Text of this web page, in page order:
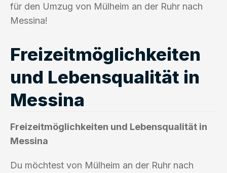
für den Umzug von Mülheim an der Ruhr nach
Messina!
Freizeitmöglichkeiten
und Lebensqualität in
Messina
Freizeitmöglichkeiten und Lebensqualität in
Messina
Du möchtest von Mülheim an der Ruhr nach